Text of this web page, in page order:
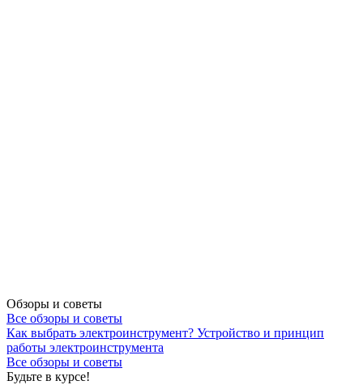
Обзоры и советы
Все обзоры и советы
Как выбрать электроинструмент? Устройство и принцип
работы электроинструмента
Все обзоры и советы
Будьте в курсе!